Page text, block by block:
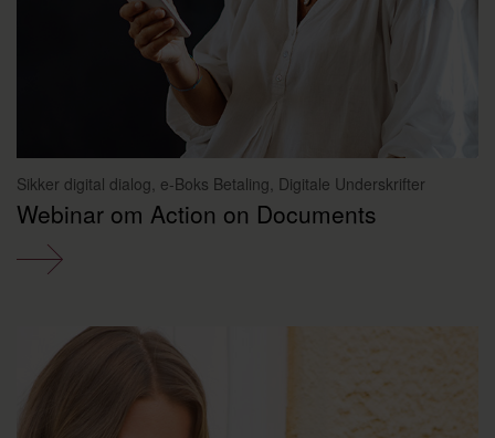
Sikker digital dialog, e-Boks Betaling, Digitale Underskrifter
Webinar om Action on Documents